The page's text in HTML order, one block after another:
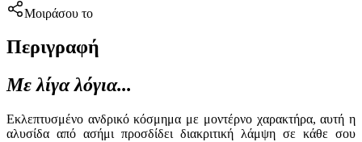
Μοιράσου το
Περιγραφή
Με λίγα λόγια...
Εκλεπτυσμένο ανδρικό κόσμημα με μοντέρνο χαρακτήρα, αυτή η
αλυσίδα από ασήμι προσδίδει διακριτική λάμψη σε κάθε σου